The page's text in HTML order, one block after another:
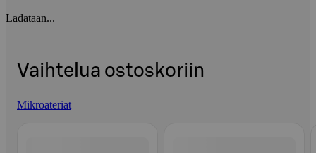
Ladataan...
Vaihtelua ostoskoriin
Mikroateriat